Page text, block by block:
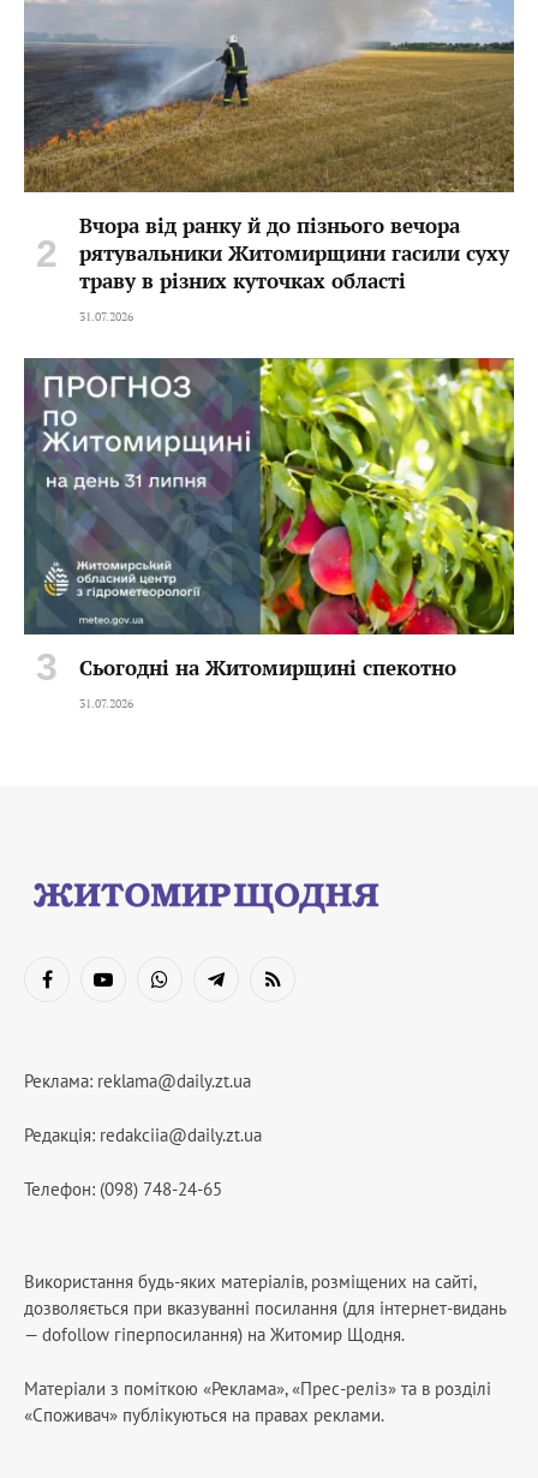
Вчора від ранку й до пізнього вечора
рятувальники Житомирщини гасили суху
траву в різних куточках області
31.07.2026
Сьогодні на Житомирщині спекотно
31.07.2026
FacebookYouTubeWhatsAppTelegramRSS
Реклама: reklama@daily.zt.ua
Редакція: redakciia@daily.zt.ua
Телефон: (098) 748-24-65
Використання будь-яких матеріалів, розміщених на сайті,
дозволяється при вказуванні посилання (для інтернет-видань
— dofollow гіперпосилання) на Житомир Щодня.
Матеріали з поміткою «Реклама», «Прес-реліз» та в розділі
«Споживач» публікуються на правах реклами.